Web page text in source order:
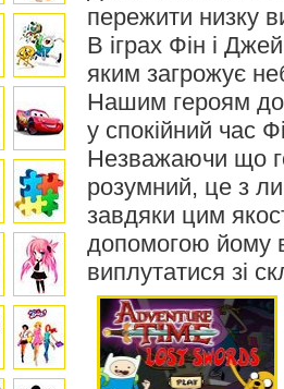
пережити низку
В іграх Фін і
яким загрожує
Нашим героям
у спокійний час
Незважаючи що
розумний, це з
завдяки цим
допомогою йому
виплутатися зі